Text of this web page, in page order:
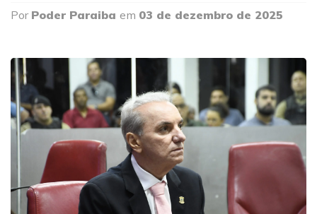
Por Poder Paraiba em 03 de dezembro de 2025